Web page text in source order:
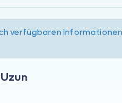
verfügbaren